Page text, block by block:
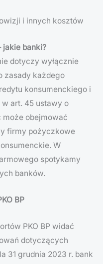
i innych kosztów
jakie banki?
dotyczy wyłącznie
zasady każdego
konsumenckiego i
art. 45 ustawy o
obejmować
firmy pożyczkowe
W
spotykamy
banków.
BP
PKO BP widać
dotyczących
31 grudnia 2023 r. bank